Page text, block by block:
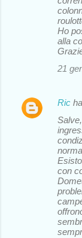
Ho
alla
21
Ric
con